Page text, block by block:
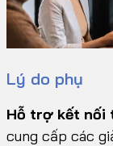
Lý do phụ
Hỗ trợ kết nối
cung cấp các